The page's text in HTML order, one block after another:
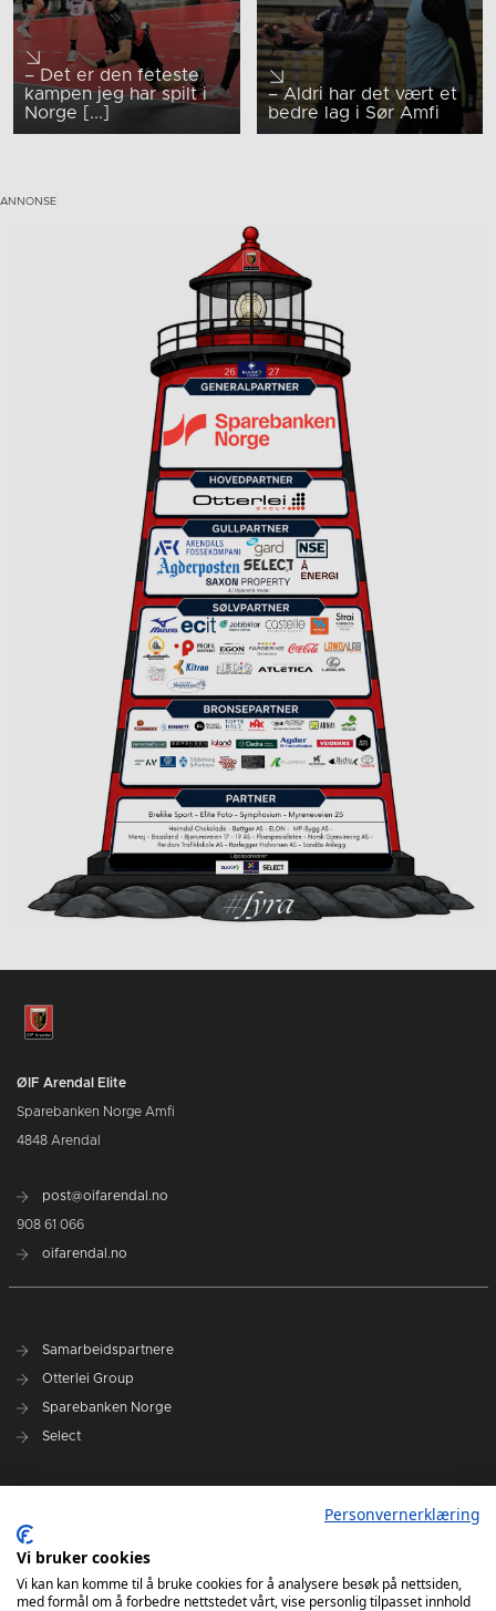
– Det er den feteste
kampen jeg har spilt i
Norge [...]
– Aldri har det vært et
bedre lag i Sør Amfi
ØIF Arendal Elite
Sparebanken Norge Amfi
4848 Arendal
post@oifarendal.no
908 61 066
oifarendal.no
Samarbeidspartnere
Otterlei Group
Sparebanken Norge
Select
Spillerstall
Administrasjon
Styret
Personvernerklæring
Vi bruker cookies
Vi kan kan komme til å bruke cookies for å analysere besøk på nettsiden,
med formål om å forbedre nettstedet vårt, vise personlig tilpasset innhold